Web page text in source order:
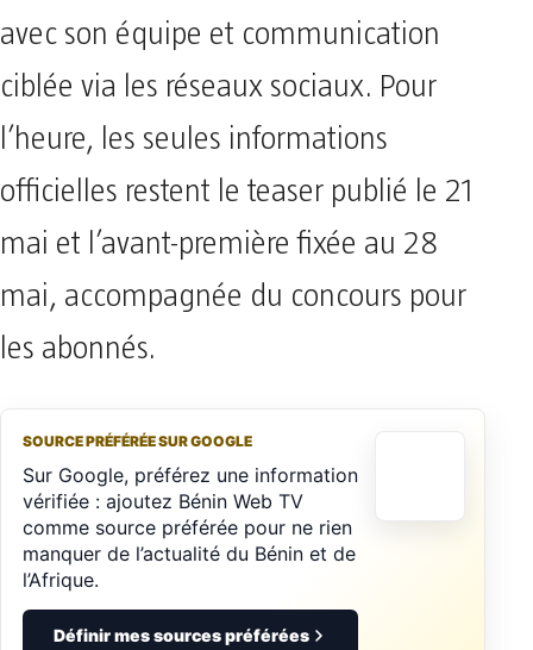
avec son équipe et communication
ciblée via les réseaux sociaux. Pour
l’heure, les seules informations
officielles restent le teaser publié le 21
mai et l’avant-première fixée au 28
mai, accompagnée du concours pour
les abonnés.
SOURCE PRÉFÉRÉE SUR GOOGLE
Sur Google, préférez une information
vérifiée : ajoutez Bénin Web TV
comme source préférée pour ne rien
manquer de l’actualité du Bénin et de
l’Afrique.
Définir mes sources préférées